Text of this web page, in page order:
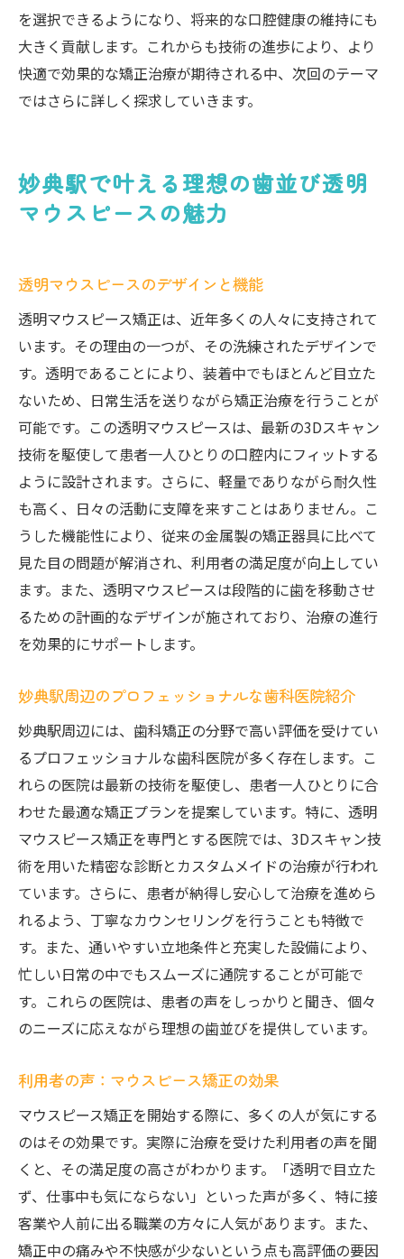
を選択できるようになり、将来的な口腔健康の維持にも
大きく貢献します。これからも技術の進歩により、より
快適で効果的な矯正治療が期待される中、次回のテーマ
ではさらに詳しく探求していきます。
妙典駅で叶える理想の歯並び透明
マウスピースの魅力
透明マウスピースのデザインと機能
透明マウスピース矯正は、近年多くの人々に支持されて
います。その理由の一つが、その洗練されたデザインで
す。透明であることにより、装着中でもほとんど目立た
ないため、日常生活を送りながら矯正治療を行うことが
可能です。この透明マウスピースは、最新の3Dスキャン
技術を駆使して患者一人ひとりの口腔内にフィットする
ように設計されます。さらに、軽量でありながら耐久性
も高く、日々の活動に支障を来すことはありません。こ
うした機能性により、従来の金属製の矯正器具に比べて
見た目の問題が解消され、利用者の満足度が向上してい
ます。また、透明マウスピースは段階的に歯を移動させ
るための計画的なデザインが施されており、治療の進行
を効果的にサポートします。
妙典駅周辺のプロフェッショナルな歯科医院紹介
妙典駅周辺には、歯科矯正の分野で高い評価を受けてい
るプロフェッショナルな歯科医院が多く存在します。こ
れらの医院は最新の技術を駆使し、患者一人ひとりに合
わせた最適な矯正プランを提案しています。特に、透明
マウスピース矯正を専門とする医院では、3Dスキャン技
術を用いた精密な診断とカスタムメイドの治療が行われ
ています。さらに、患者が納得し安心して治療を進めら
れるよう、丁寧なカウンセリングを行うことも特徴で
す。また、通いやすい立地条件と充実した設備により、
忙しい日常の中でもスムーズに通院することが可能で
す。これらの医院は、患者の声をしっかりと聞き、個々
のニーズに応えながら理想の歯並びを提供しています。
利用者の声：マウスピース矯正の効果
マウスピース矯正を開始する際に、多くの人が気にする
のはその効果です。実際に治療を受けた利用者の声を聞
くと、その満足度の高さがわかります。「透明で目立た
ず、仕事中も気にならない」といった声が多く、特に接
客業や人前に出る職業の方々に人気があります。また、
矯正中の痛みや不快感が少ないという点も高評価の要因